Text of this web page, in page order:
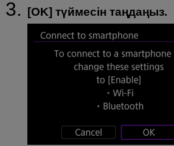
[OK] түймесін таңдаңыз.